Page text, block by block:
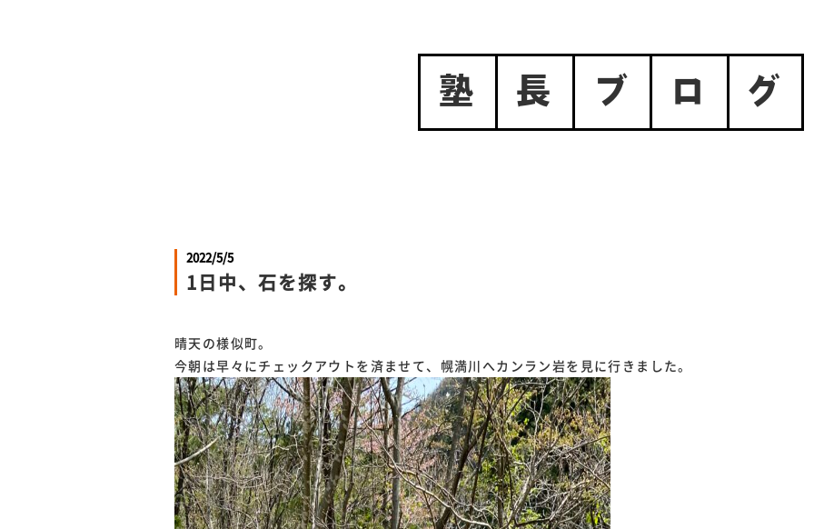
塾 長 ブ ロ グ
2022/5/5
1日中、石を探す。
晴天の様似町。
今朝は早々にチェックアウトを済ませて、幌満川へカンラン岩を見に行きました。